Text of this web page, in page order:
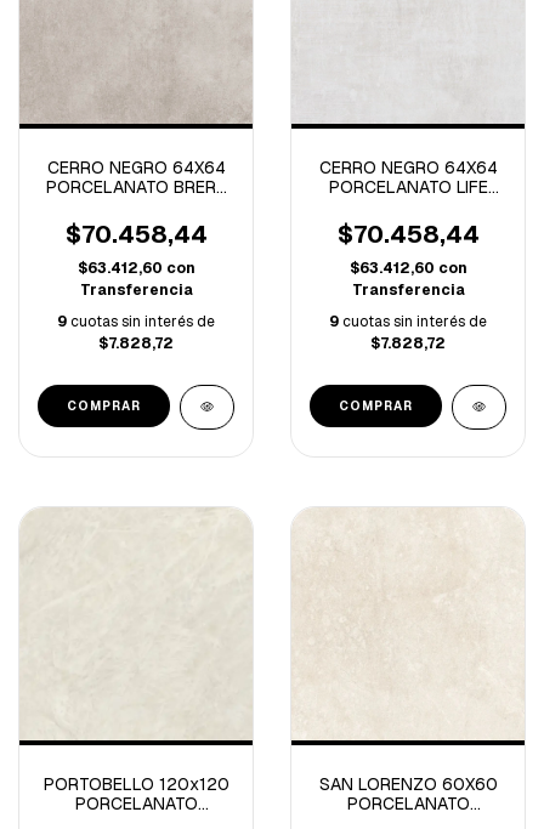
CERRO NEGRO 64X64
PORCELANATO BRERA
2.87M/C
$70.458,44
$63.412,60 con
Transferencia
9cuotas sin interés de
$7.828,72
CERRO NEGRO 64X64
PORCELANATO LIFE
2.87M/C
$70.458,44
$63.412,60 con
Transferencia
9cuotas sin interés de
$7.828,72
PORTOBELLO 120x120
PORCELANATO
SAN LORENZO 60X60
PORCELANATO